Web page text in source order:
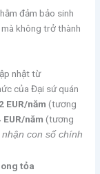
đảm bảo sinh
không trở thành
nhật từ
của Đại sứ quán
EUR/năm (tương
EUR/năm (tương
con số chính
tỏa